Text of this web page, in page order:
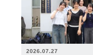
2026.07.27